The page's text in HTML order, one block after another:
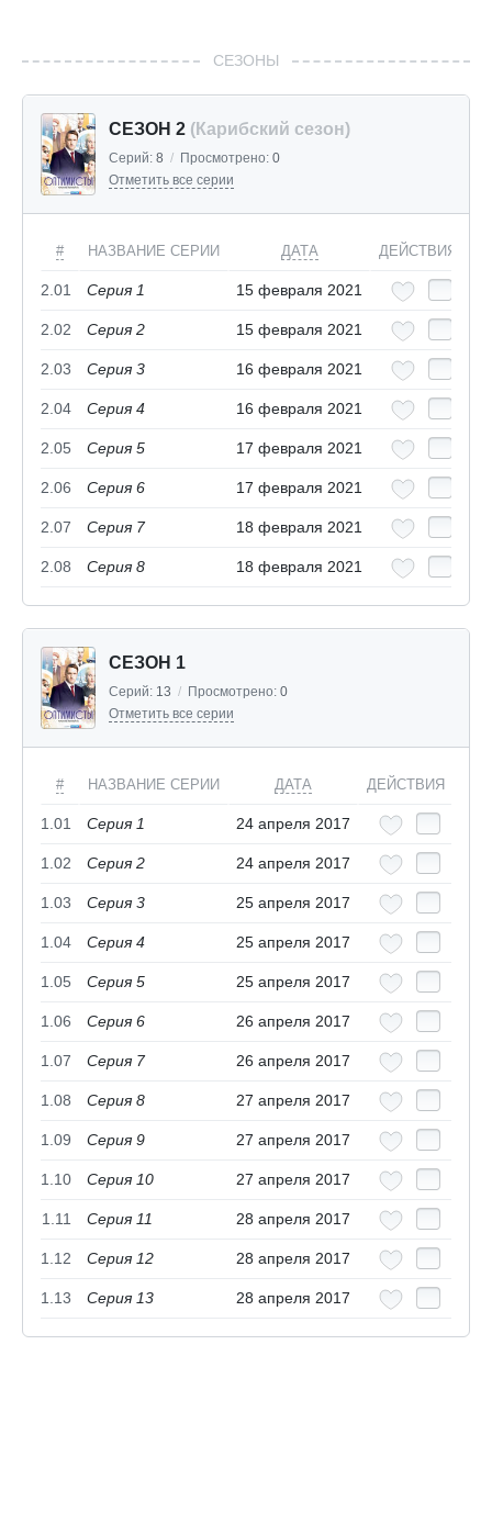
СЕЗОНЫ
СЕЗОН 2 (Карибский сезон)
Серий: 8 / Просмотрено: 0
Отметить все серии
# НАЗВАНИЕ СЕРИИ ДАТА ДЕЙСТВИЯ
2.01 Серия 1 15 февраля 2021
2.02 Серия 2 15 февраля 2021
2.03 Серия 3 16 февраля 2021
2.04 Серия 4 16 февраля 2021
2.05 Серия 5 17 февраля 2021
2.06 Серия 6 17 февраля 2021
2.07 Серия 7 18 февраля 2021
2.08 Серия 8 18 февраля 2021
СЕЗОН 1
Серий: 13 / Просмотрено: 0
Отметить все серии
# НАЗВАНИЕ СЕРИИ ДАТА ДЕЙСТВИЯ
1.01 Серия 1 24 апреля 2017
1.02 Серия 2 24 апреля 2017
1.03 Серия 3 25 апреля 2017
1.04 Серия 4 25 апреля 2017
1.05 Серия 5 25 апреля 2017
1.06 Серия 6 26 апреля 2017
1.07 Серия 7 26 апреля 2017
1.08 Серия 8 27 апреля 2017
1.09 Серия 9 27 апреля 2017
1.10 Серия 10 27 апреля 2017
1.11 Серия 11 28 апреля 2017
1.12 Серия 12 28 апреля 2017
1.13 Серия 13 28 апреля 2017